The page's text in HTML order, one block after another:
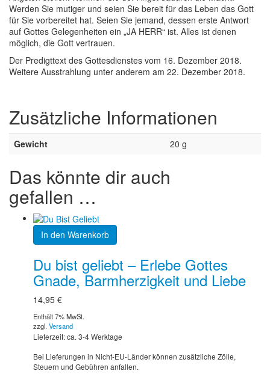
Werden Sie mutiger und seien Sie bereit für das Leben das Gott
für Sie vorbereitet hat. Seien Sie jemand, dessen erste Antwort
auf Gottes Gelegenheiten ein „JA HERR“ ist. Alles ist denen
möglich, die Gott vertrauen.
Der Predigttext des Gottesdienstes vom 16. Dezember 2018.
Weitere Ausstrahlung unter anderem am 22. Dezember 2018.
Zusätzliche Informationen
Gewicht 20 g
Das könnte dir auch
gefallen …
In den Warenkorb
Du bist geliebt – Erlebe Gottes
Gnade, Barmherzigkeit und Liebe
14,95 €
Enthält 7% MwSt.
zzgl. Versand
Lieferzeit: ca. 3-4 Werktage
Bei Lieferungen in Nicht-EU-Länder können zusätzliche Zölle,
Steuern und Gebühren anfallen.